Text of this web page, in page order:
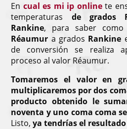
En cual es mi ip onlinete
temperaturas de grados
Rankine, para saber
Réaumur a grados Rankine
de conversión se realiza
proceso al valor Réaumur.
Tomaremos el valor en
multiplicaremos por dos
producto obtenido le
noventa y uno coma coma
Listo,ya tendrías el